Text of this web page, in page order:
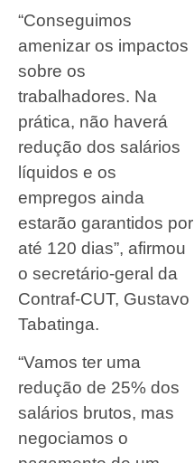
“Conseguimos
amenizar os impactos
sobre os
trabalhadores. Na
prática, não haverá
redução dos salários
líquidos e os
empregos ainda
estarão garantidos por
até 120 dias”, afirmou
o secretário-geral da
Contraf-CUT, Gustavo
Tabatinga.
“Vamos ter uma
redução de 25% dos
salários brutos, mas
negociamos o